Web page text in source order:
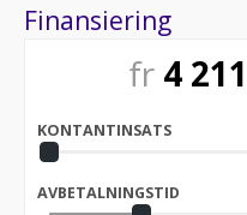
Finansiering
fr 4 211
KONTANTINSATS
AVBETALNINGSTID